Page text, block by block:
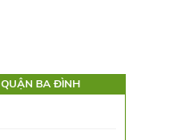
GIÁ CHO THUÊ QUẬN BA ĐÌNH